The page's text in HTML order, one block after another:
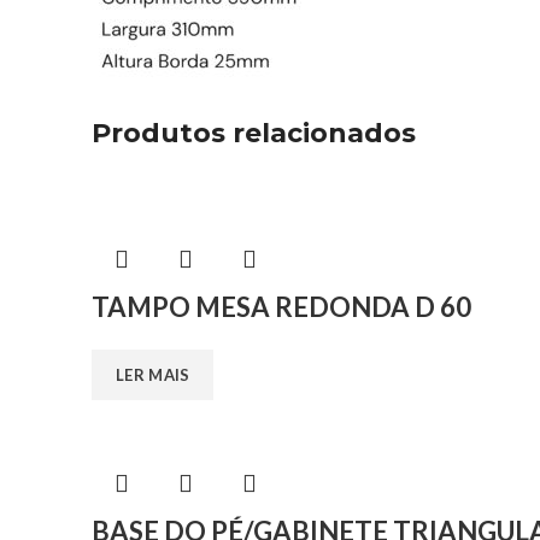
Produtos relacionados
TAMPO MESA REDONDA D 60
LER MAIS
BASE DO PÉ/GABINETE